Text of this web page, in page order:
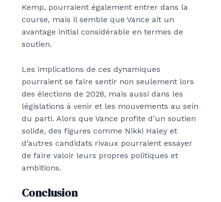
Kemp, pourraient également entrer dans la
course, mais il semble que Vance ait un
avantage initial considérable en termes de
soutien.
Les implications de ces dynamiques
pourraient se faire sentir non seulement lors
des élections de 2028, mais aussi dans les
législations à venir et les mouvements au sein
du parti. Alors que Vance profite d’un soutien
solide, des figures comme Nikki Haley et
d’autres candidats rivaux pourraient essayer
de faire valoir leurs propres politiques et
ambitions.
Conclusion